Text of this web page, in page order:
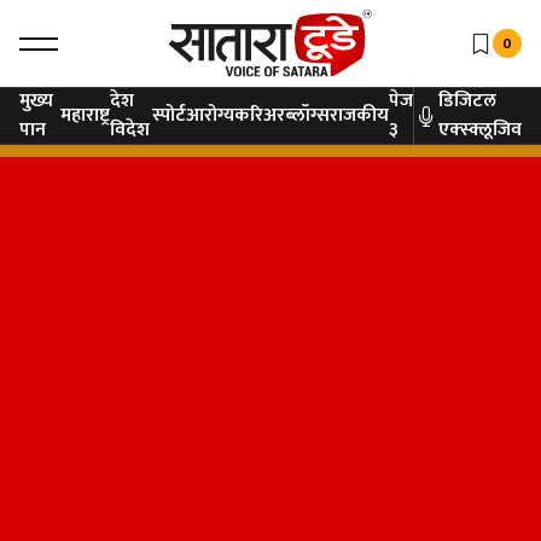
0
मुख्य
पान महाराष्ट्रदेश
विदेशस्पोर्टआरोग्यकरिअरब्लॉग्सराजकीयपेज
३
डिजिटल
एक्स्क्लूजिव